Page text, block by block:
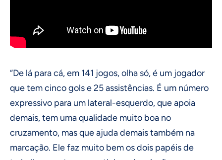
“De lá para cá, em 141 jogos, olha só, é um jogador
que tem cinco gols e 25 assistências. É um número
expressivo para um lateral-esquerdo, que apoia
demais, tem uma qualidade muito boa no
cruzamento, mas que ajuda demais também na
marcação. Ele faz muito bem os dois papéis de